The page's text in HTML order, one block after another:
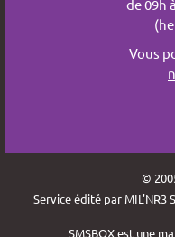
de 09h
Vous
©
Service édité par MIL'NR3
SMSBOX est une